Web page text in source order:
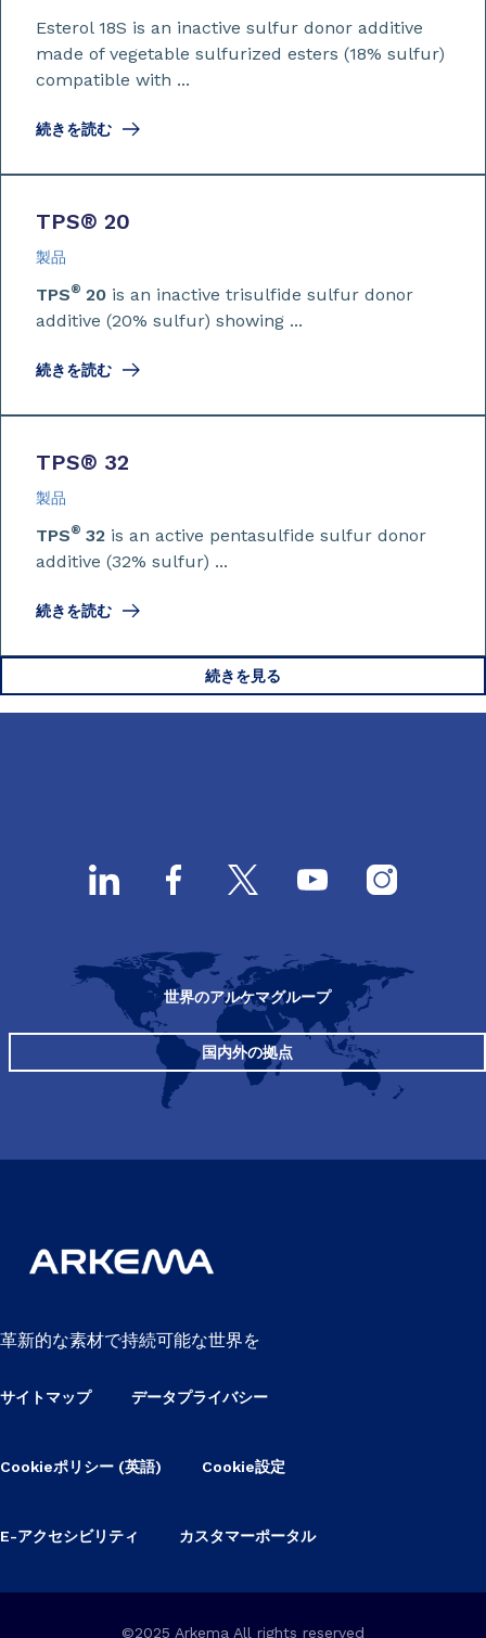
Esterol 18S is an inactive sulfur donor additive
made of vegetable sulfurized esters (18% sulfur)
compatible with ...
続きを読む
TPS® 20
製品
TPS® 20 is an inactive trisulfide sulfur donor
additive (20% sulfur) showing ...
続きを読む
TPS® 32
製品
TPS® 32 is an active pentasulfide sulfur donor
additive (32% sulfur) ...
続きを読む
続きを見る
世界のアルケマグループ
国内外の拠点
革新的な素材で持続可能な世界を
サイトマップ データプライバシー
Cookieポリシー (英語) Cookie設定
E-アクセシビリティ カスタマーポータル
©2025 Arkema All rights reserved